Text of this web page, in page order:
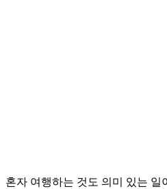
혼자 여행하는 것도 의미 있는 일